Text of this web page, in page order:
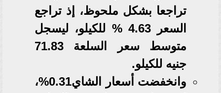
تراجعا بشكل ملحوظ، إذ تراجع
السعر 4.63 % للكيلو، ليسجل
متوسط سعر السلعة 71.83
جنيه للكيلو.
وانخفضت أسعار الشاي0.31%،